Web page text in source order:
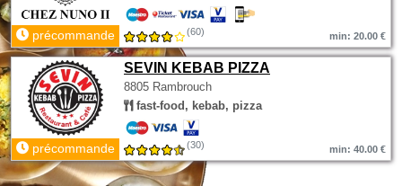
précommande (60) min: 20.00 €
SEVIN KEBAB PIZZA
8805 Rambrouch
fast-food, kebab, pizza
précommande (30) min: 40.00 €